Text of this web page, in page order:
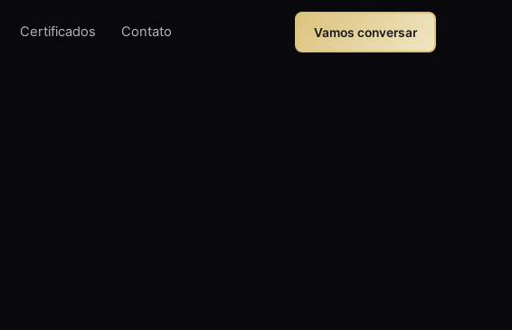
Certificados Contato Vamos conversar